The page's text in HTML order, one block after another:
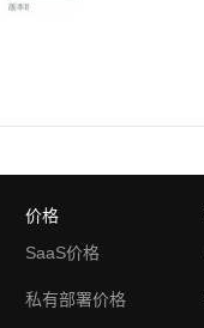
价格
SaaS价格
私有部署价格